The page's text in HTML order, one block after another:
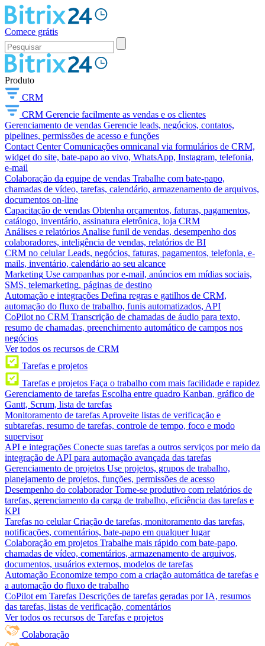
Comece grátis
Produto
CRM
CRM Gerencie facilmente as vendas e os clientes
Gerenciamento de vendas Gerencie leads, negócios, contatos,
pipelines, permissões de acesso e funções
Contact Center Comunicações omnicanal via formulários de CRM,
widget do site, bate-papo ao vivo, WhatsApp, Instagram, telefonia,
e-mail
Colaboração da equipe de vendas Trabalhe com bate-papo,
chamadas de vídeo, tarefas, calendário, armazenamento de arquivos,
documentos on-line
Capacitação de vendas Obtenha orçamentos, faturas, pagamentos,
catálogo, inventário, assinatura eletrônica, loja CRM
Análises e relatórios Analise funil de vendas, desempenho dos
colaboradores, inteligência de vendas, relatórios de BI
CRM no celular Leads, negócios, faturas, pagamentos, telefonia, e-
mails, inventário, calendário ao seu alcance
Marketing Use campanhas por e-mail, anúncios em mídias sociais,
SMS, telemarketing, páginas de destino
Automação e integrações Defina regras e gatilhos de CRM,
automação do fluxo de trabalho, funis automatizados, API
CoPilot no CRM Transcrição de chamadas de áudio para texto,
resumo de chamadas, preenchimento automático de campos nos
negócios
Ver todos os recursos de CRM
Tarefas e projetos
Tarefas e projetos Faça o trabalho com mais facilidade e rapidez
Gerenciamento de tarefas Escolha entre quadro Kanban, gráfico de
Gantt, Scrum, lista de tarefas
Monitoramento de tarefas Aproveite listas de verificação e
subtarefas, resumo de tarefas, controle de tempo, foco e modo
supervisor
API e integrações Conecte suas tarefas a outros serviços por meio da
integração de API para automação avançada das tarefas
Gerenciamento de projetos Use projetos, grupos de trabalho,
planejamento de projetos, funções, permissões de acesso
Desempenho do colaborador Torne-se produtivo com relatórios de
tarefas, gerenciamento da carga de trabalho, eficiência das tarefas e
KPI
Tarefas no celular Criação de tarefas, monitoramento das tarefas,
notificações, comentários, bate-papo em qualquer lugar
Colaboração em projetos Trabalhe mais rápido com bate-papo,
chamadas de vídeo, comentários, armazenamento de arquivos,
documentos, usuários externos, modelos de tarefas
Automação Economize tempo com a criação automática de tarefas e
a automação do fluxo de trabalho
CoPilot em Tarefas Descrições de tarefas geradas por IA, resumos
das tarefas, listas de verificação, comentários
Ver todos os recursos de Tarefas e projetos
Colaboração